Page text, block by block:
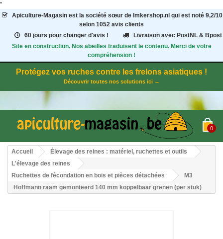
"
Apiculture-Magasinest la société sœur de Imkershop.nl qui est noté 9,2/10
selon 1052 avis clients
60 jours pour changer d'avis !
Livraison avec PostNL & Bpost
Site en construction. Nos abeilles traduisent le contenu. Merci de votre
compréhension !
Protégez vos ruches contre les frelons asiatiques !
Découvrir toutes nos solutions ici →
0
Accueil
Élevage des reines : matériel, ruchettes et outils
L'élevage des reines
Ruchettes de fécondation en bois et pièces détachées
M3
Hoffmann raam gemonteerd 140 mm koppelbaar grenen (per stuk)